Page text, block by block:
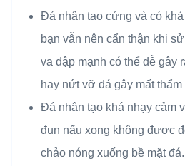
Đá nhân tạo cứng và có
bạn vẫn nên cẩn thận khi
va đập mạnh có thể dễ gây
hay nứt vỡ đá gây mất thẩm
Đá nhân tạo khá nhạy cảm
đun nấu xong không được
chảo nóng xuống bề mặt đá.